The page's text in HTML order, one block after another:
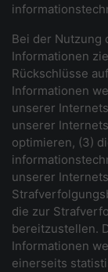
Bei der Nutzung
Informationen
Rückschlüsse
Informationen
unserer
unserer
optimieren, (3)
unserer
die zur
bereitzustellen.
Informationen
einerseits